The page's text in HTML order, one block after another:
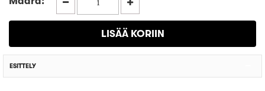
ESITTELY